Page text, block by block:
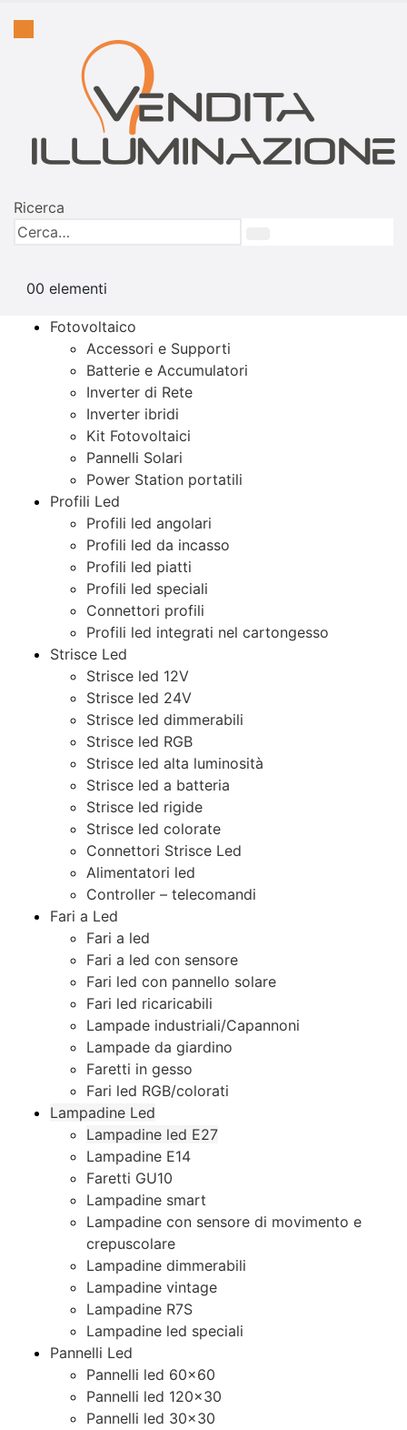
Ricerca
00 elementi
Fotovoltaico
Accessori e Supporti
Batterie e Accumulatori
Inverter di Rete
Inverter ibridi
Kit Fotovoltaici
Pannelli Solari
Power Station portatili
Profili Led
Profili led angolari
Profili led da incasso
Profili led piatti
Profili led speciali
Connettori profili
Profili led integrati nel cartongesso
Strisce Led
Strisce led 12V
Strisce led 24V
Strisce led dimmerabili
Strisce led RGB
Strisce led alta luminosità
Strisce led a batteria
Strisce led rigide
Strisce led colorate
Connettori Strisce Led
Alimentatori led
Controller – telecomandi
Fari a Led
Fari a led
Fari a led con sensore
Fari led con pannello solare
Fari led ricaricabili
Lampade industriali/Capannoni
Lampade da giardino
Faretti in gesso
Fari led RGB/colorati
Lampadine Led
Lampadine led E27
Lampadine E14
Faretti GU10
Lampadine smart
Lampadine con sensore di movimento e
crepuscolare
Lampadine dimmerabili
Lampadine vintage
Lampadine R7S
Lampadine led speciali
Pannelli Led
Pannelli led 60×60
Pannelli led 120×30
Pannelli led 30×30